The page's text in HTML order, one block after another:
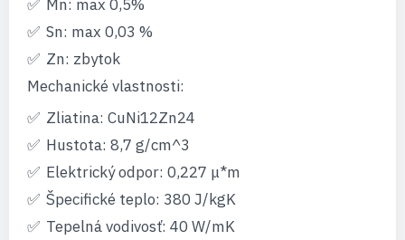
Mn: max 0,5%
Sn: max 0,03 %
Zn: zbytok
Mechanické vlastnosti:
Zliatina: CuNi12Zn24
Hustota: 8,7 g/cm^3
Elektrický odpor: 0,227 μ*m
Špecifické teplo: 380 J/kgK
Tepelná vodivosť: 40 W/mK